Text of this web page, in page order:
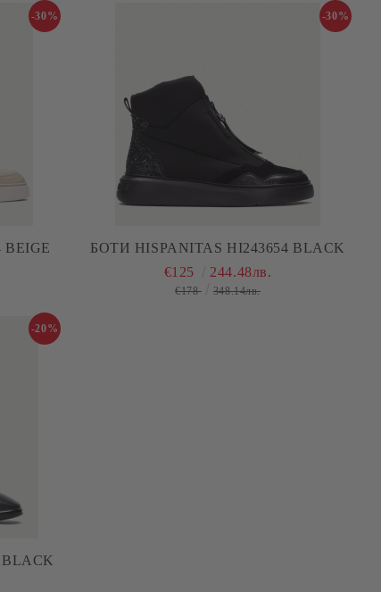
BEIGE
-30%
БОТИ HISPANITAS HI243654 BLACK
-30%
€125 244.48лв.
€178 348.14лв.
-20%